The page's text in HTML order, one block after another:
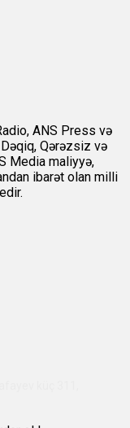
ANS Press və
Qərəzsiz və
Media maliyyə,
ibarət olan milli